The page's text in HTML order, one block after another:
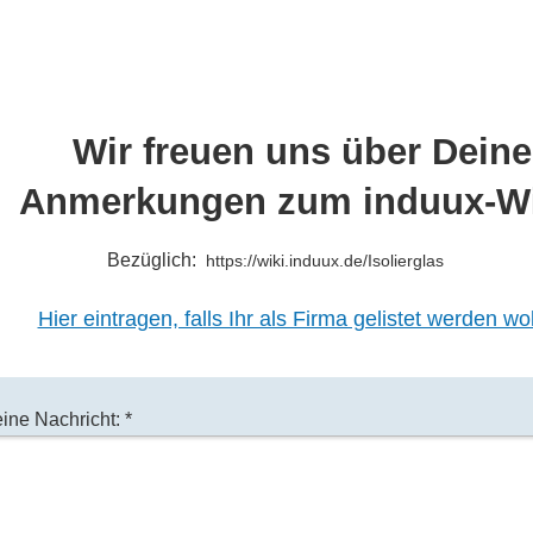
Bezüglich: https://wiki.induux.de/Isolierglas
Nachricht: *
Wir freuen uns über Deine
Anmerkungen zum induux-
Hier eintragen, falls Ihr als Firma gelistet werden